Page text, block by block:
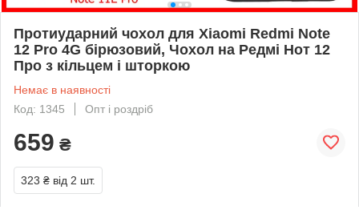
Протиударний чохол для Xiaomi Redmi Note
12 Pro 4G бірюзовий, Чохол на Редмі Нот 12
Про з кільцем і шторкою
Немає в наявності
Код: 1345
Опт і роздріб
659 ₴
323 ₴ від 2 шт.